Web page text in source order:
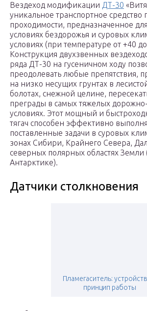
Вездеход модификации ДТ-30
уникальное транспортное
проходимости, предназначенное
условиях бездорожья и суровых
условиях (при температуре от +40
Конструкция двухзвенных
ряда ДТ-30 на гусеничном ходу
преодолевать любые препятствия,
на низко несущих грунтах в
болотах, снежной целине,
преграды в самых тяжелых
условиях. Этот мощный и
тягач способен эффективно
поставленные задачи в суровых
зонах Сибири, Крайнего Севера,
северных полярных областях Земли
Антарктике).
Датчики столкновения
Пламегаситель:
принцип работы